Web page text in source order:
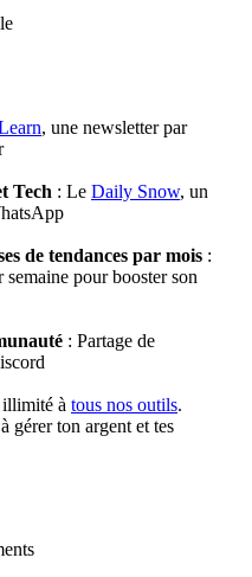
, une newsletter par
Tech : Le Daily Snow, un
de tendances par mois :
semaine pour booster son
: Partage de
à tous nos outils.
gérer ton argent et tes